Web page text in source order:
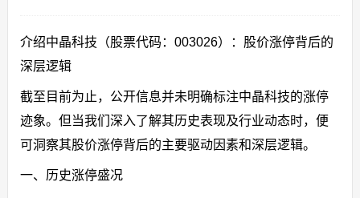
介绍中晶科技（股票代码：003026）：股价涨停背后的
深层逻辑
截至目前为止，公开信息并未明确标注中晶科技的涨停
迹象。但当我们深入了解其历史表现及行业动态时，便
可洞察其股价涨停背后的主要驱动因素和深层逻辑。
一、历史涨停盛况